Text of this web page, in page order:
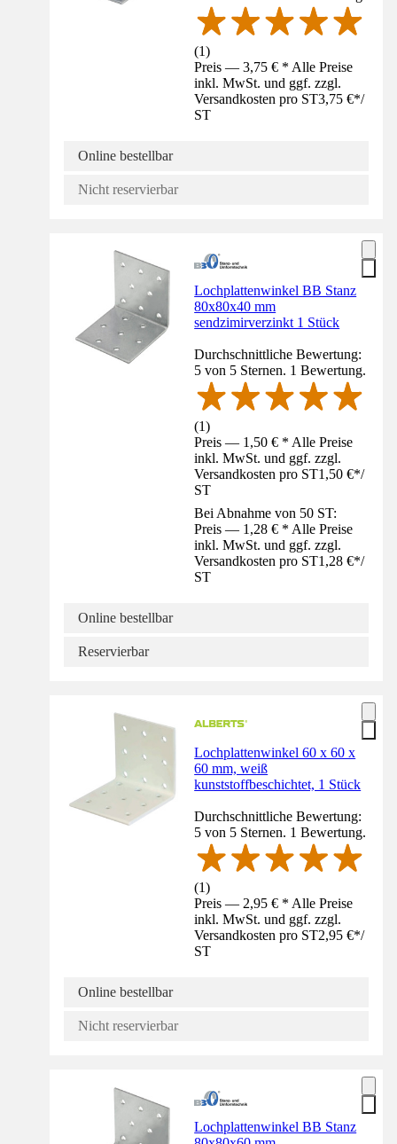
(1)
Preis — 3,75 € * Alle Preise
inkl. MwSt. und ggf. zzgl.
Versandkosten pro ST3,75 €*/
ST
Online bestellbar
Nicht reservierbar
Lochplattenwinkel BB Stanz
80x80x40 mm
sendzimirverzinkt 1 Stück
Durchschnittliche Bewertung:
5 von 5 Sternen. 1 Bewertung.
(1)
Preis — 1,50 € * Alle Preise
inkl. MwSt. und ggf. zzgl.
Versandkosten pro ST1,50 €*/
ST
Bei Abnahme von 50 ST:
Preis — 1,28 € * Alle Preise
inkl. MwSt. und ggf. zzgl.
Versandkosten pro ST1,28 €*/
ST
Online bestellbar
Reservierbar
Lochplattenwinkel 60 x 60 x
60 mm, weiß
kunststoffbeschichtet, 1 Stück
Durchschnittliche Bewertung:
5 von 5 Sternen. 1 Bewertung.
(1)
Preis — 2,95 € * Alle Preise
inkl. MwSt. und ggf. zzgl.
Versandkosten pro ST2,95 €*/
ST
Online bestellbar
Nicht reservierbar
Lochplattenwinkel BB Stanz